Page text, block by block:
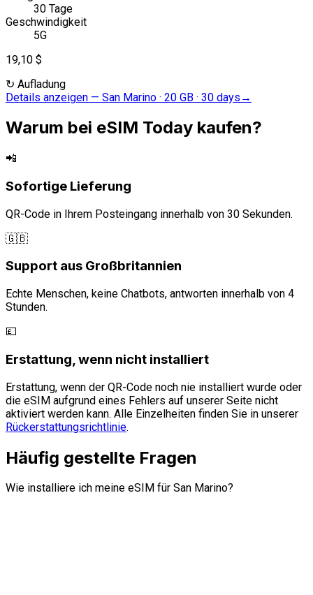
30 Tage
Geschwindigkeit
5G
19,10 $
↻ Aufladung
Details anzeigen — San Marino · 20 GB · 30 days →
Warum bei eSIM Today kaufen?
📲
Sofortige Lieferung
QR-Code in Ihrem Posteingang innerhalb von 30 Sekunden.
🇬🇧
Support aus Großbritannien
Echte Menschen, keine Chatbots, antworten innerhalb von 4
Stunden.
💷
Erstattung, wenn nicht installiert
Erstattung, wenn der QR-Code noch nie installiert wurde oder
die eSIM aufgrund eines Fehlers auf unserer Seite nicht
aktiviert werden kann. Alle Einzelheiten finden Sie in unserer
Rückerstattungsrichtlinie.
Häufig gestellte Fragen
Wie installiere ich meine eSIM für San Marino?